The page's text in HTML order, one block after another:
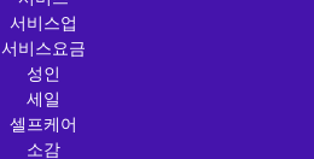
서비스업
서비스요금
성인
세일
셀프케어
소감